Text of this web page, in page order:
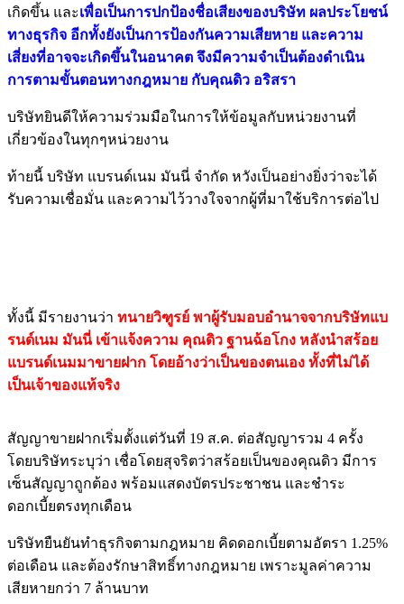
เกิดขึ้น และเพื่อเป็นการปกป้องชื่อเสียงของบริษัท ผลประโยชน์
ทางธุรกิจ อีกทั้งยังเป็นการป้องกันความเสียหาย และความ
เสี่ยงที่อาจจะเกิดขึ้นในอนาคต จึงมีความจำเป็นต้องดำเนิน
การตามขั้นตอนทางกฎหมาย กับคุณดิว อริสรา
บริษัทยินดีให้ความร่วมมือในการให้ข้อมูลกับหน่วยงานที่
เกี่ยวข้องในทุกๆหน่วยงาน
ท้ายนี้ บริษัท แบรนด์เนม มันนี่ จำกัด หวังเป็นอย่างยิ่งว่าจะได้
รับความเชื่อมั่น และความไว้วางใจจากผู้ที่มาใช้บริการต่อไป
ทั้งนี้ มีรายงานว่า ทนายวิฑูรย์ พาผู้รับมอบอำนาจจากบริษัทแบ
รนด์เนม มันนี่ เข้าแจ้งความ คุณดิว ฐานฉ้อโกง หลังนำสร้อย
แบรนด์เนมมาขายฝาก โดยอ้างว่าเป็นของตนเอง ทั้งที่ไม่ได้
เป็นเจ้าของแท้จริง
สัญญาขายฝากเริ่มตั้งแต่วันที่ 19 ส.ค. ต่อสัญญารวม 4 ครั้ง
โดยบริษัทระบุว่า เชื่อโดยสุจริตว่าสร้อยเป็นของคุณดิว มีการ
เซ็นสัญญาถูกต้อง พร้อมแสดงบัตรประชาชน และชำระ
ดอกเบี้ยตรงทุกเดือน
บริษัทยืนยันทำธุรกิจตามกฎหมาย คิดดอกเบี้ยตามอัตรา 1.25%
ต่อเดือน และต้องรักษาสิทธิ์ทางกฎหมาย เพราะมูลค่าความ
เสียหายกว่า 7 ล้านบาท